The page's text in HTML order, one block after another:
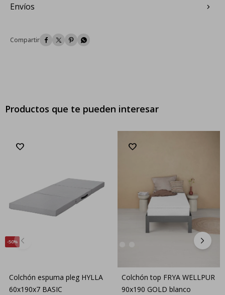
Envíos
   
Productos que te pueden interesar
50
Colchón espuma pleg HYLLA
60x190x7 BASIC
Colchón top FRYA WELLPUR
90x190 GOLD blanco